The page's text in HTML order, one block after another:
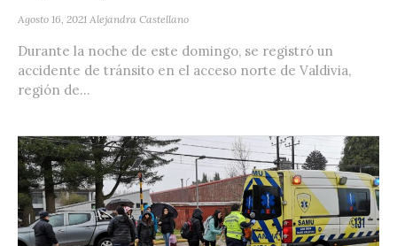
Agosto 16, 2021 Alejandra Castellano
Durante la noche de este domingo, se registró un
accidente de tránsito en el acceso norte de Valdivia,
región de...